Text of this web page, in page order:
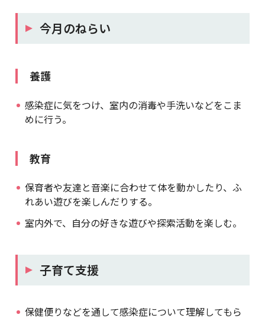
今月のねらい
養護
感染症に気をつけ、室内の消毒や手洗いなどをこま
めに行う。
教育
保育者や友達と音楽に合わせて体を動かしたり、ふ
れあい遊びを楽しんだりする。
室内外で、自分の好きな遊びや探索活動を楽しむ。
子育て支援
保健便りなどを通して感染症について理解してもら